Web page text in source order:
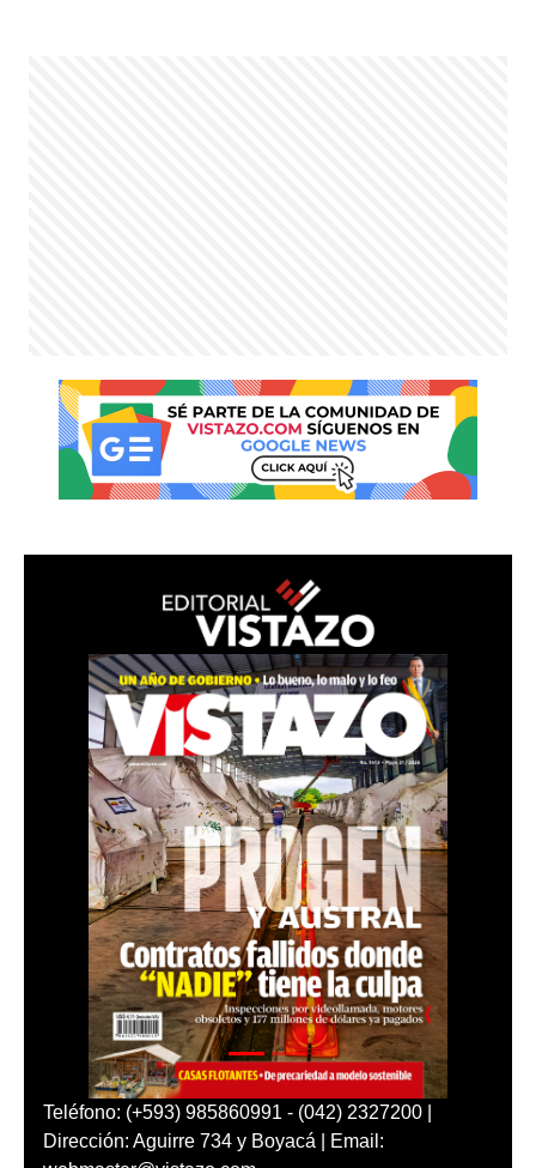
Teléfono: (+593) 985860991 - (042) 2327200 |
Dirección: Aguirre 734 y Boyacá | Email: